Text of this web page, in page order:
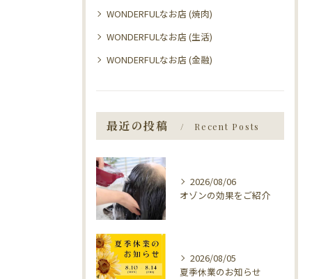
WONDERFULなお店 (焼肉)
WONDERFULなお店 (生活)
WONDERFULなお店 (金融)
最近の投稿 Recent Posts
2026/08/06
オゾンの効果をご紹介
2026/08/05
夏季休業のお知らせ